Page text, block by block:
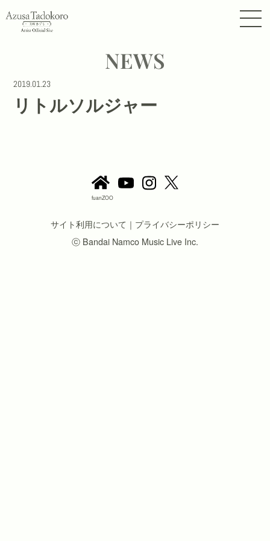
NEWS
2019.01.23
リトルソルジャー
fuanZOO
サイト利用について ｜ プライバシーポリシー
ⓒ Bandai Namco Music Live Inc.